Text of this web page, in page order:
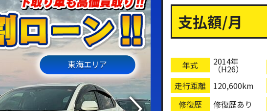
東海エリア
支払額/月
年式 2014年
（H26）
走行距離
120,600km
修復歴
修復歴あり